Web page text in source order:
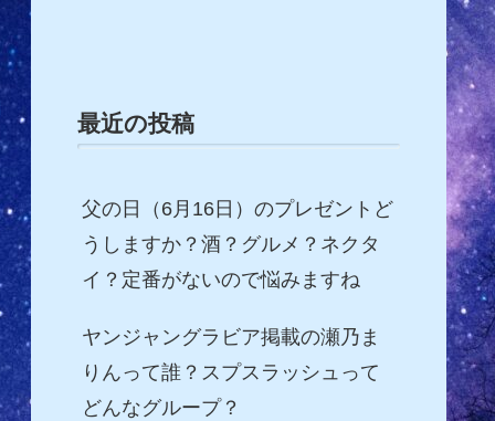
最近の投稿
父の日（6月16日）のプレゼントど
うしますか？酒？グルメ？ネクタ
イ？定番がないので悩みますね
ヤンジャングラビア掲載の瀬乃ま
りんって誰？スプスラッシュって
どんなグループ？